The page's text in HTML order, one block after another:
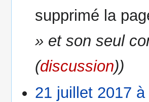
supprimé la
» et son seul
(discussion))
21 juillet 2017 à